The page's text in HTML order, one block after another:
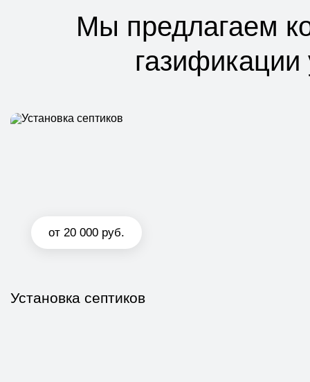
Мы предлагаем
газификации
от 20 000 руб.
Установка септиков